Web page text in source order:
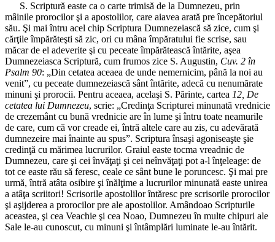
S. Scriptură easte ca o carte trimisă de la Dumnezeu, prin
mâinile prorocilor şi a apostolilor, care aiavea arată pre începătoriul
său. Şi mai întru acel chip Scriptura Dumnezeiască să zice, cum şi
cărţile împărăteşti să zic, ori cu mâna împăratului fie scrise, sau
măcar de el adeverite şi cu peceate împărătească întărite, aşea
Dumnezeiasca Scriptură, cum frumos zice S. Augustin, Cuv. 2 în
Psalm 90: „Din cetatea aceaea de unde nemernicim, până la noi au
venit”, cu peceate dumnezeiască sânt întărite, adecă cu nenumărate
minuni şi prorocii. Pentru aceaea, acelaşi S. Părinte, cartea 12, De
cetatea lui Dumnezeu, scrie: „Credinţa Scripturei minunată vrednicie
de crezemânt cu bună vrednicie are în lume şi întru toate neamurile
de care, cum că vor creade ei, întră altele care au zis, cu adevărată
dumnezeire mai înainte au spus”. Scriptura însaşi agoniseaşte şie
credinţă cu mărimea lucrurilor. Graiul easte tocma vreadnic de
Dumnezeu, care şi cei învăţaţi şi cei neînvăţaţi pot a-l înţeleage: de
tot ce easte rău să feresc, ceale ce sânt bune le poruncesc. Şi mai pre
urmă, întră atâta osibire şi înălţime a lucrurilor minunată easte unirea
a atâţa scriitori! Scrisorile apostolilor întăresc pre scrisorile prorocilor
şi aşijderea a prorocilor pre ale apostolilor. Amândoao Scripturile
aceastea, şi cea Veachie şi cea Noao, Dumnezeu în multe chipuri ale
Sale le-au cunoscut, cu minuni şi întâmplări luminate le-au întărit.